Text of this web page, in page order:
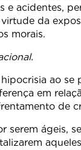
acidentes,
da
morais.
ao
em
de
serem